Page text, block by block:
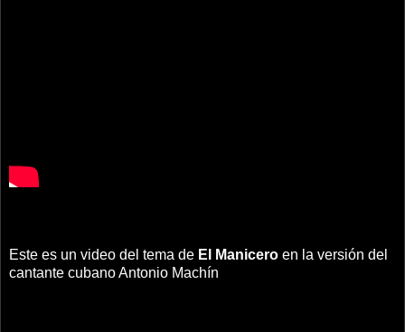
Este es un video del tema de El Manicero en la versión del
cantante cubano Antonio Machín